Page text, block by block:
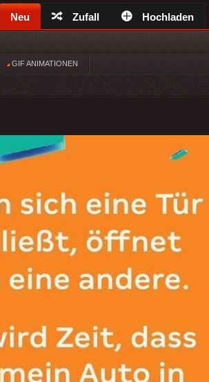
Neu Zufall Hochladen
GIF ANIMATIONEN